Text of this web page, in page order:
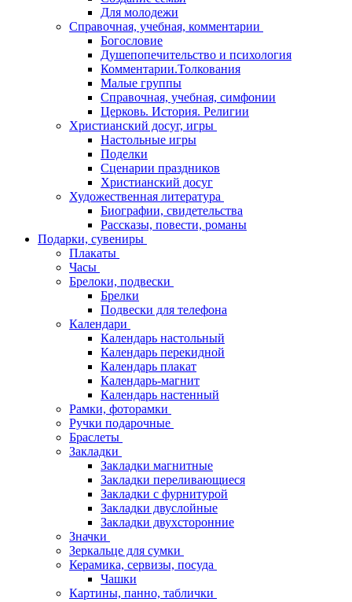
Для молодежи
Справочная, учебная, комментарии
Богословие
Душепопечительство и психология
Комментарии.Толкования
Малые группы
Справочная, учебная, симфонии
Церковь. История. Религии
Христианский досуг, игры
Настольные игры
Поделки
Сценарии праздников
Христианский досуг
Художественная литература
Биографии, свидетельства
Рассказы, повести, романы
Подарки, сувениры
Плакаты
Часы
Брелоки, подвески
Брелки
Подвески для телефона
Календари
Календарь настольный
Календарь перекидной
Календарь плакат
Календарь-магнит
Календарь настенный
Рамки, фоторамки
Ручки подарочные
Браслеты
Закладки
Закладки магнитные
Закладки переливающиеся
Закладки с фурнитурой
Закладки двуслойные
Закладки двухсторонние
Значки
Зеркальце для сумки
Керамика, сервизы, посуда
Чашки
Картины, панно, таблички